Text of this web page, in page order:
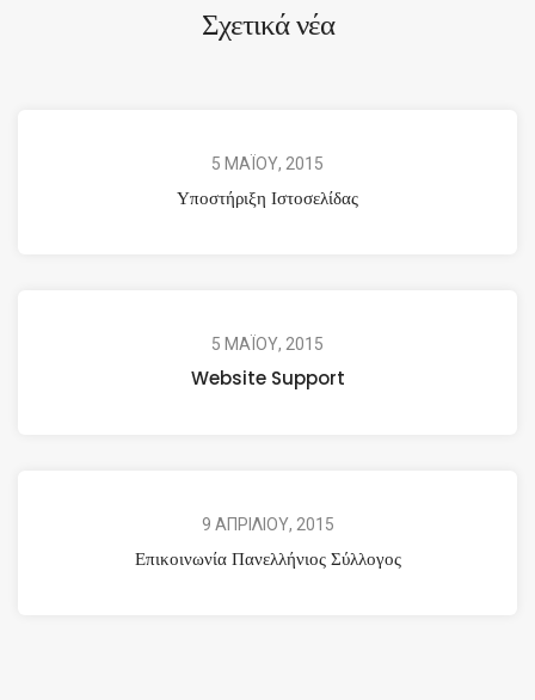
Σχετικά νέα
5 ΜΑΪΟΥ, 2015
Υποστήριξη Ιστοσελίδας
5 ΜΑΪΟΥ, 2015
Website Support
9 ΑΠΡΙΛΙΟΥ, 2015
Επικοινωνία Πανελλήνιος Σύλλογος